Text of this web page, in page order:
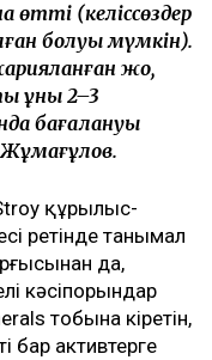
өтті (келіссөздер
болуы мүмкін).
жоқ,
құны 2–3
бағалануы
құрылыс-
ретінде танымал
да,
кәсіпорындар
тобына кіретін,
бар активтерге